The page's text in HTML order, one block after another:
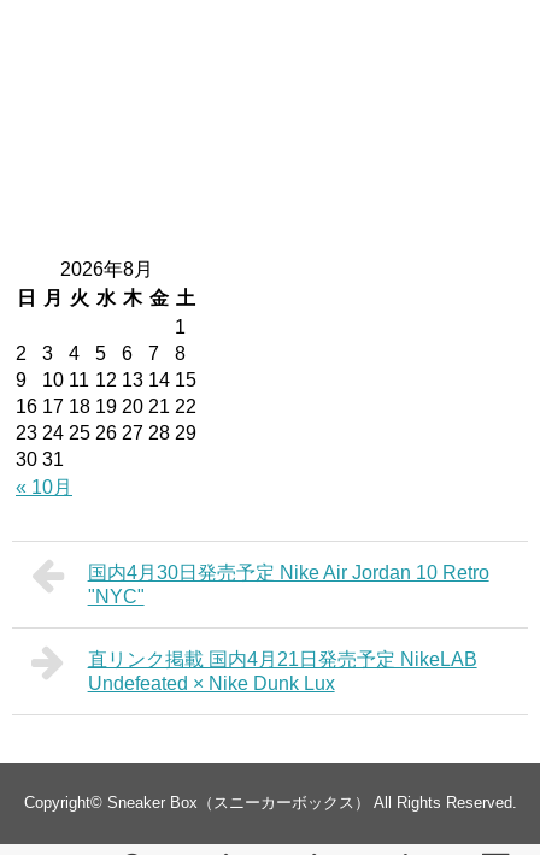
2026年8月
日
月 火 水 木 金 土
« 10月
1
2
3 4 5 6 7
8
9
10 11 12 13 14 15
16 17 18 19 20 21 22
23 24 25 26 27 28 29
30 31
国内4月30日発売予定 Nike Air Jordan 10 Retro
"NYC"
直リンク掲載 国内4月21日発売予定 NikeLAB
Undefeated × Nike Dunk Lux
Copyright© Sneaker Box（スニーカーボックス） All Rights Reserved.